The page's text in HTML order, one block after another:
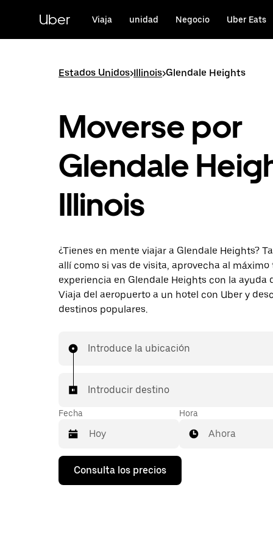
contenido
principal
Uber Viaja unidad Negocio Uber Eats
Estados Unidos>Illinois>Glendale Heights
Moverse por
Glendale
Illinois
¿Tienes en mente viajar a Glendale Heights?
allí como si vas de visita, aprovecha al máximo
experiencia en Glendale Heights con la ayuda
Viaja del aeropuerto a un hotel con Uber y
destinos populares.
Introduce la ubicación
Introducir destino
Fecha
Pulsa
flecha
Hora
Ahora
Consulta los precios